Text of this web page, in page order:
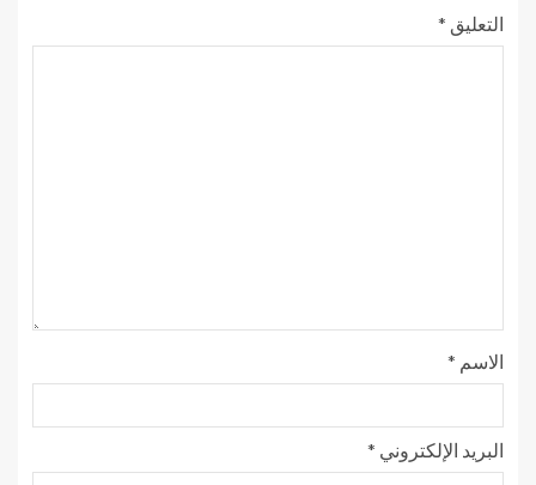
التعليق *
الاسم *
البريد الإلكتروني *